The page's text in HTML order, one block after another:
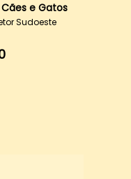
e Gatos
Sudoeste